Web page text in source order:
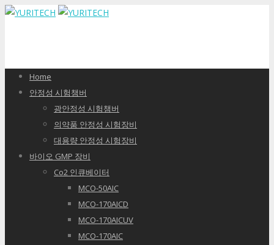
Home
안정성 시험챔버
광안정성 시험챔버
의약품 안정성 시험장비
대용량 안정성 시험장비
바이오 GMP 장비
Co2 인큐베이터
MCO-50AIC
MCO-170AICD
MCO-170AICUV
MCO-170AIC